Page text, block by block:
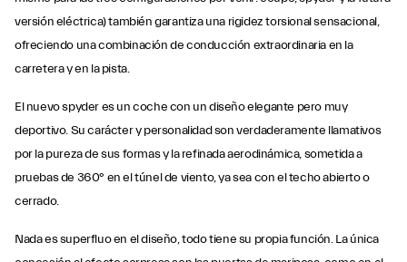
versión eléctrica) también garantiza una rigidez torsional sensacional,
ofreciendo una combinación de conducción extraordinaria en la
carretera y en la pista.
El nuevo spyder es un coche con un diseño elegante pero muy
deportivo. Su carácter y personalidad son verdaderamente llamativos
por la pureza de sus formas y la refinada aerodinámica, sometida a
pruebas de 360° en el túnel de viento, ya sea con el techo abierto o
cerrado.
Nada es superfluo en el diseño, todo tiene su propia función. La única